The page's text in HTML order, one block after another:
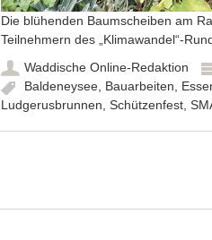
Die blühenden Baumscheiben am
Teilnehmern des „Klimawandel“-
Waddische Online-Redaktion
Baldeneysee, Bauarbeiten,
Ludgerusbrunnen, Schützenfest,